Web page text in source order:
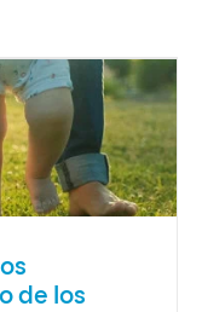
de los